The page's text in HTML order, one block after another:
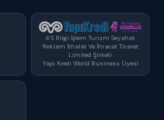
4 S Bilgi İşlem Turizm Seyahat
Reklam İthalat Ve İhracat Ticaret
Limited Şirketi
Yapı Kredi World Business Üyesi